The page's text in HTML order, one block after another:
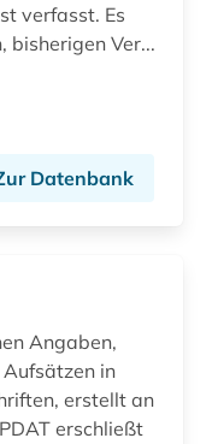
automatische bildverarbeitung (1)
verfasst. Es
bisherigen Ver...
Datenbank
Angaben,
in
erstellt an
erschließt